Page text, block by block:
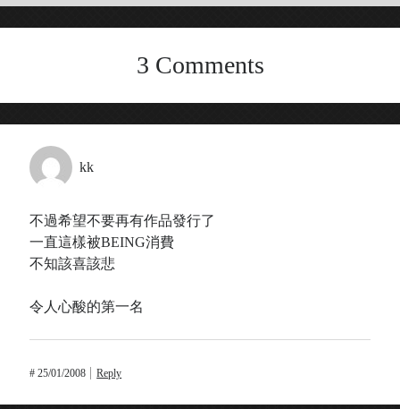
3 Comments
kk
不過希望不要再有作品發行了
一直這樣被BEING消費
不知該喜該悲
令人心酸的第一名
#25/01/2008 Reply